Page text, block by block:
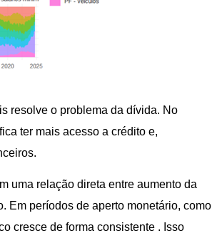
resolve o problema da dívida. No
ter mais acesso a crédito e,
uma relação direta entre aumento da
Em períodos de aperto monetário, como
cresce de forma consistente . Isso